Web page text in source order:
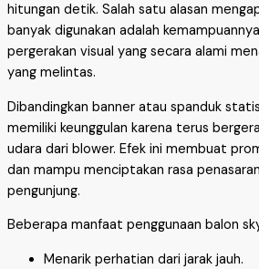
hitungan detik. Salah satu alasan
banyak digunakan adalah
pergerakan visual yang secara alami
yang melintas.
Dibandingkan banner atau spanduk
memiliki keunggulan karena terus
udara dari blower. Efek ini membuat
dan mampu menciptakan rasa
pengunjung.
Beberapa manfaat penggunaan balon
Menarik perhatian dari jarak jauh.